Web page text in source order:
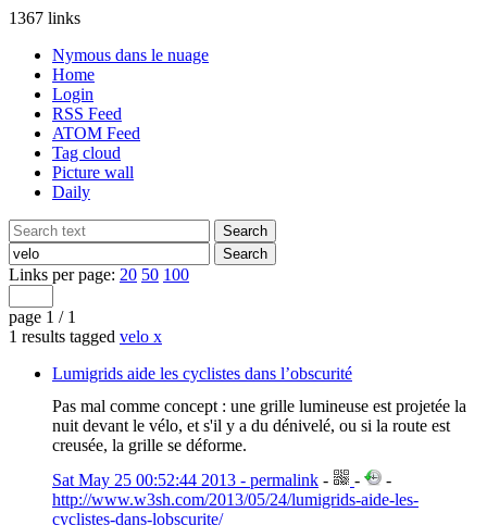
1367 links
Nymous dans le nuage
Home
Login
RSS Feed
ATOM Feed
Tag cloud
Picture wall
Daily
Links per page: 20 50 100
page 1 / 1
1 results tagged velo x
Lumigrids aide les cyclistes dans l’obscurité
Pas mal comme concept : une grille lumineuse est projetée la
nuit devant le vélo, et s'il y a du dénivelé, ou si la route est
creusée, la grille se déforme.
Sat May 25 00:52:44 2013 - permalink - -
-
http://www.w3sh.com/2013/05/24/lumigrids-aide-les-
cyclistes-dans-lobscurite/